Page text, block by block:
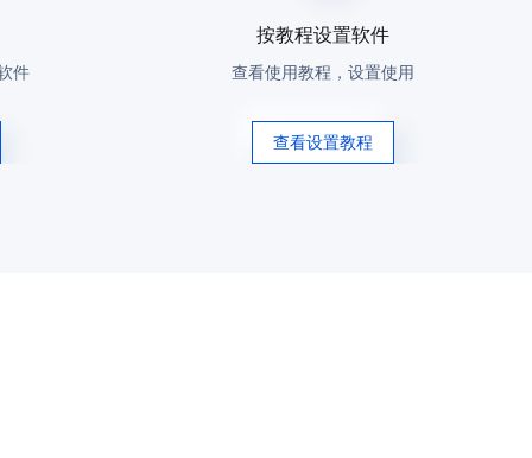
件
按教程设置软件
查看使用教程，设置使用
查看设置教程